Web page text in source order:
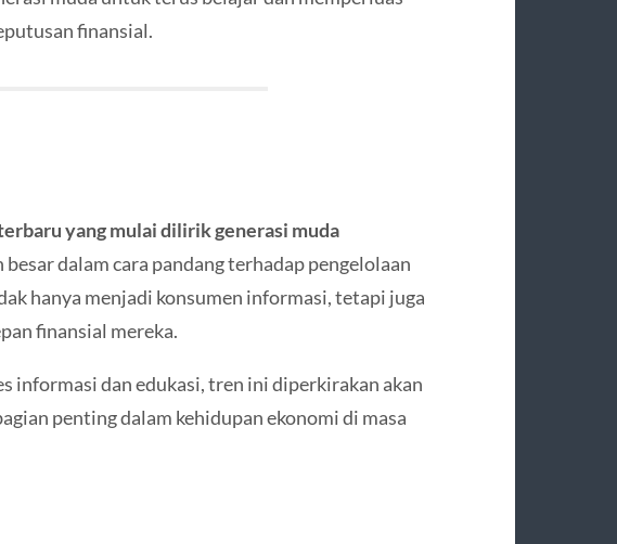
finansial.
yang mulai dilirik generasi muda
dalam cara pandang terhadap pengelolaan
hanya menjadi konsumen informasi, tetapi juga
finansial mereka.
informasi dan edukasi, tren ini diperkirakan akan
penting dalam kehidupan ekonomi di masa